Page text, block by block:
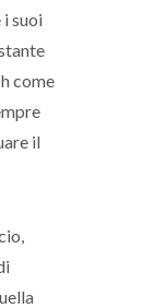
i suoi
come
il